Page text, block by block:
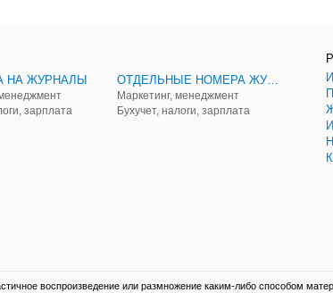
НА ЖУРНАЛЫ
зарплата
ОТДЕЛЬНЫЕ НОМЕРА ЖУРНАЛОВ
Маркетинг, менеджмент
Бухучет, налоги, зарплата
воспроизведение или размножение каким-либо способом